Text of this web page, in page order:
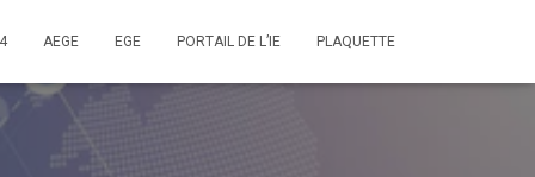
AEGE EGE PORTAIL DE L’IE PLAQUETTE